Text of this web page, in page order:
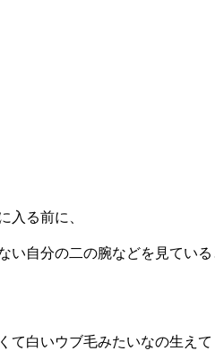
る前に、
い自分の二の腕などを見てい
て白いウブ毛みたいなの生え